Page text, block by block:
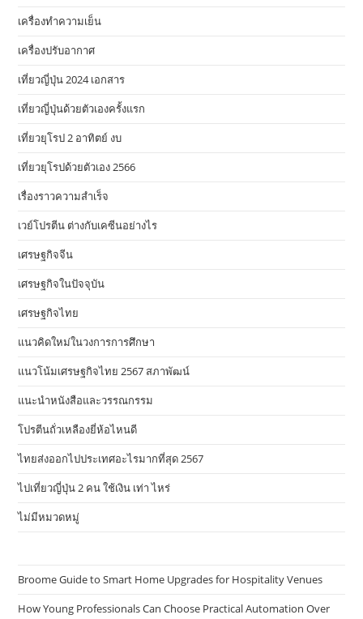
เครื่องทำความเย็น
เครื่องปรับอากาศ
เที่ยวญี่ปุ่น 2024 เอกสาร
เที่ยวญี่ปุ่นด้วยตัวเองครั้งแรก
เที่ยวยุโรป 2 อาทิตย์ งบ
เที่ยวยุโรปด้วยตัวเอง 2566
เรื่องราวความสำเร็จ
เวย์โปรตีน ต่างกับเคซีนอย่างไร
เศรษฐกิจจีน
เศรษฐกิจในปัจจุบัน
เศรษฐกิจไทย
แนวคิดใหม่ในวงการการศึกษา
แนวโน้มเศรษฐกิจไทย 2567 สภาพัฒน์
แนะนำหนังสือและวรรณกรรม
โปรตีนถั่วเหลืองยี่ห้อไหนดี
ไทยส่งออกไปประเทศอะไรมากที่สุด 2567
ไปเที่ยวญี่ปุ่น 2 คน ใช้เงิน เท่า ไหร่
ไม่มีหมวดหมู่
Broome Guide to Smart Home Upgrades for Hospitality Venues
How Young Professionals Can Choose Practical Automation Over